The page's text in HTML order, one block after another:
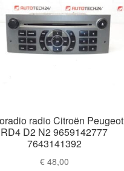
radio Citroën Peugeot
RD4 D2 N2 9659142777
7643141392
€48,00